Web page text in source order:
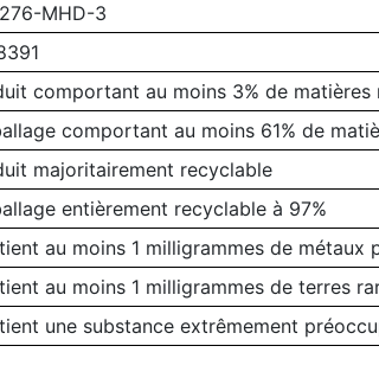
MHD-3
comportant au moins 3% de matières
comportant au moins 61% de
majoritairement recyclable
entièrement recyclable à 97%
au moins 1 milligrammes de métaux
au moins 1 milligrammes de terres
une substance extrêmement